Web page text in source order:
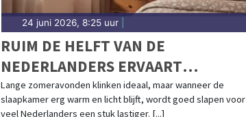
24 juni 2026, 8:25 uur|
RUIM DE HELFT VAN DE
NEDERLANDERS ERVAART
SLAAPKLACHTEN IN DE ZOMER
Lange zomeravonden klinken ideaal, maar wanneer de
slaapkamer erg warm en licht blijft, wordt goed slapen voor
veel Nederlanders een stuk lastiger. [...]